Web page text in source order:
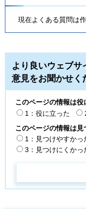
現在よくある質問は
より良いウェブサ
意見をお聞かせく
このページの情報は役
1：役に立った
このページの情報は見
1：見つけやすかっ
3：見つけにくかっ